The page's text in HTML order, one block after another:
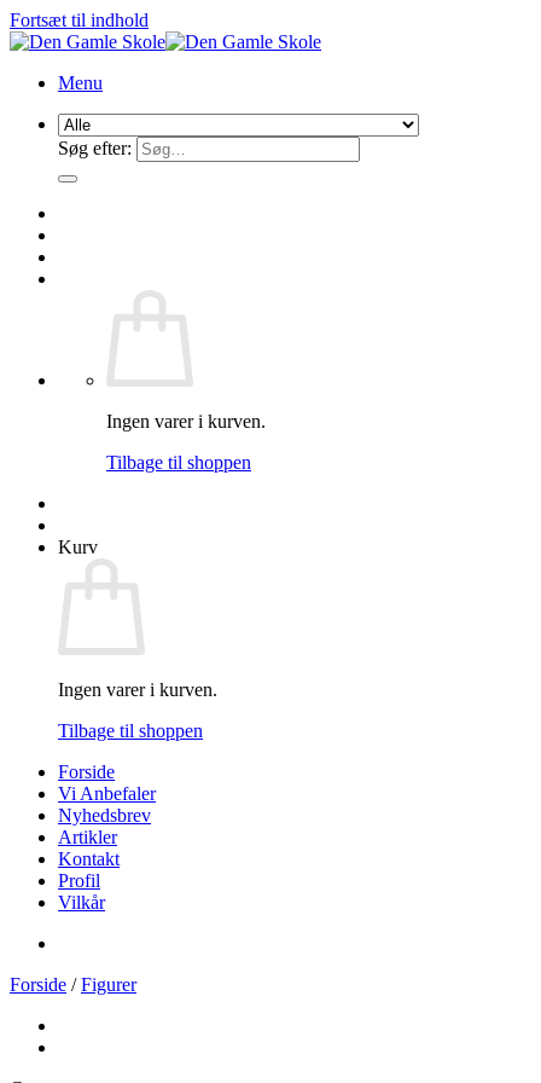
Fortsæt til indhold
Menu
Søg efter:
Ingen varer i kurven.
Tilbage til shoppen
Kurv
Ingen varer i kurven.
Tilbage til shoppen
Forside
Vi Anbefaler
Nyhedsbrev
Artikler
Kontakt
Profil
Vilkår
Forside / Figurer